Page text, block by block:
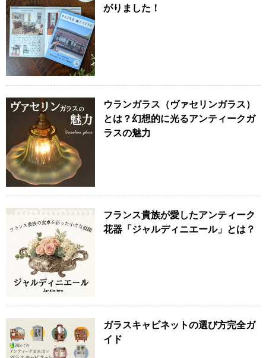
がりました！
ウランガラス（ヴァセリンガラス）
とは？幻想的に光るアンティークガ
ラスの魅力
フランス貴族が愛したアンティーク
花器「ジャルディニエール」とは？
ガラスキャビネットの選び方完全ガ
イド